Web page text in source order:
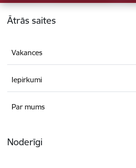
Kājene
Ātrās saites
Vakances
Iepirkumi
Par mums
Noderīgi